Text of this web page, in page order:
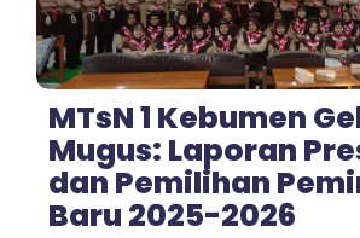
MTsN 1 Kebumen
Mugus: Laporan
dan Pemilihan
Baru 2025-2026